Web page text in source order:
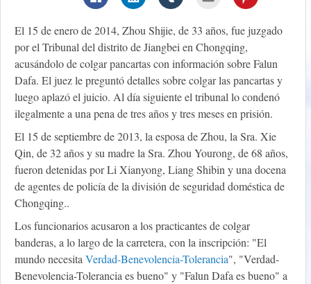
El 15 de enero de 2014, Zhou Shijie, de 33 años, fue juzgado
por el Tribunal del distrito de Jiangbei en Chongqing,
acusándolo de colgar pancartas con información sobre Falun
Dafa. El juez le preguntó detalles sobre colgar las pancartas y
luego aplazó el juicio. Al día siguiente el tribunal lo condenó
ilegalmente a una pena de tres años y tres meses en prisión.
El 15 de septiembre de 2013, la esposa de Zhou, la Sra. Xie
Qin, de 32 años y su madre la Sra. Zhou Yourong, de 68 años,
fueron detenidas por Li Xianyong, Liang Shibin y una docena
de agentes de policía de la división de seguridad doméstica de
Chongqing..
Los funcionarios acusaron a los practicantes de colgar
banderas, a lo largo de la carretera, con la inscripción: "El
mundo necesitaVerdad-Benevolencia-Tolerancia", "Verdad-
Benevolencia-Tolerancia es bueno" y "Falun Dafa es bueno" a